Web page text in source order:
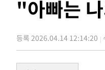
-8795초 전 > [속보]뉴욕증
"아빠는
등록 2026.04.14 12:14:20